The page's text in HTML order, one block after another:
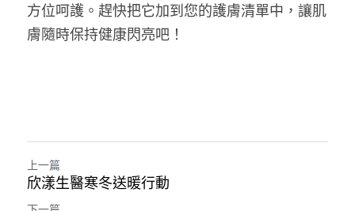
方位呵護。趕快把它加到您的護膚清單中，讓肌
膚隨時保持健康閃亮吧！
上一篇
欣漾生醫寒冬送暖行動